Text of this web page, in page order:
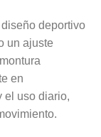
deportivo
un ajuste
en
el uso diario,